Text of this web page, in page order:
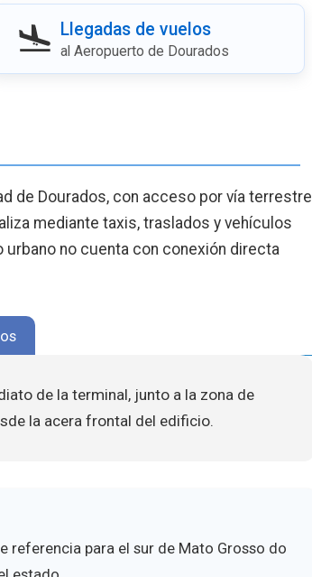
Llegadas de vuelos
al Aeropuerto de Dourados
de Dourados, con acceso por vía terrestre
mediante taxis, traslados y vehículos
no cuenta con conexión directa
de la terminal, junto a la zona de
la acera frontal del edificio.
referencia para el sur de Mato Grosso do